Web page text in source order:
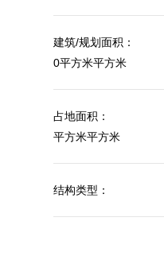
建筑/规划面积：
0平方米平方米
占地面积：
平方米平方米
结构类型：